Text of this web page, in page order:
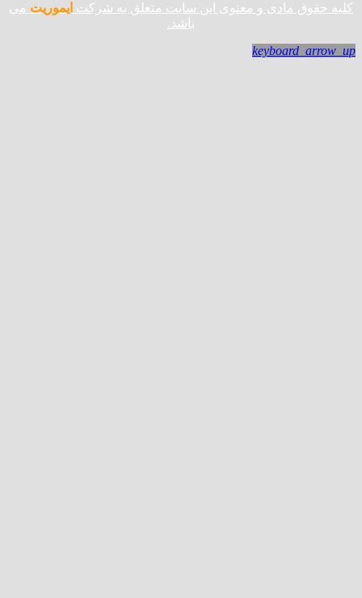
کلیه حقوق مادی و معنوی این سایت متعلق به شرکت ایموریت می
باشد.
keyboard_arrow_up